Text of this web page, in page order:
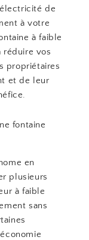
de
à votre
à faible
réduire vos
propriétaires
et de leur
fontaine
en
plusieurs
à faible
sans